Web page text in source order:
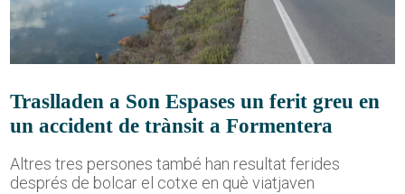
Traslladen a Son Espases un ferit greu en
un accident de trànsit a Formentera
Altres tres persones també han resultat ferides
després de bolcar el cotxe en què viatjaven